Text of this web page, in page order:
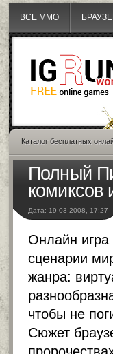
ВСЕ MMO
Каталог бесплатных
Полный
комиксов
Дата: 19-03-2008, 17:27
Онлайн игра
сценарии
жанра:
чтобы не
Сюжет